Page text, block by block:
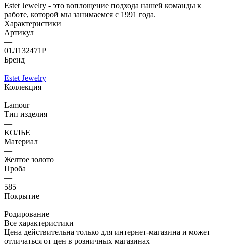
Estet Jewelry - это воплощение подхода нашей команды к
работе, которой мы занимаемся с 1991 года.
Характеристики
Артикул
—
01Л132471Р
Бренд
—
Estet Jewelry
Коллекция
—
Lamour
Тип изделия
—
КОЛЬЕ
Материал
—
Желтое золото
Проба
—
585
Покрытие
—
Родирование
Все характеристики
Цена действительна только для интернет-магазина и может
отличаться от цен в розничных магазинах